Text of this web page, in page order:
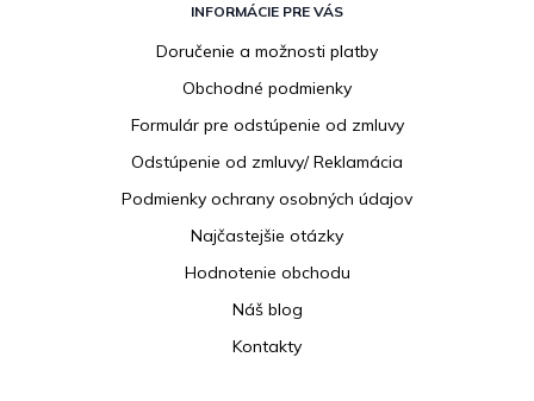
INFORMÁCIE PRE VÁS
Doručenie a možnosti platby
Obchodné podmienky
Formulár pre odstúpenie od zmluvy
Odstúpenie od zmluvy/ Reklamácia
Podmienky ochrany osobných údajov
Najčastejšie otázky
Hodnotenie obchodu
Náš blog
Kontakty